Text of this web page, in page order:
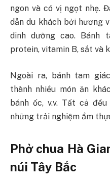
ngon và có vị ngọt nhẹ.
dẫn du khách bởi hương
dinh dưỡng cao. Bánh
protein, vitamin B, sắt và
Ngoài ra, bánh tam
thành nhiều món ăn
bánh ốc, v.v. Tất cả
những trải nghiệm ẩm
Phở chua Hà
núi Tây Bắc